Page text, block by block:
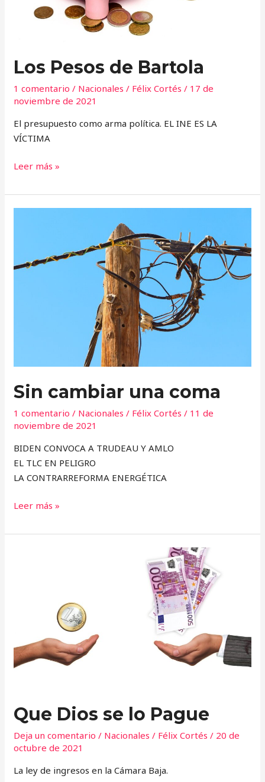
Los Pesos de Bartola
1 comentario / Nacionales / Félix Cortés/ 17 de
noviembre de 2021
El presupuesto como arma política. EL INE ES LA
VÍCTIMA
Leer más »
Sin cambiar una coma
1 comentario / Nacionales / Félix Cortés/ 11 de
noviembre de 2021
BIDEN CONVOCA A TRUDEAU Y AMLO
EL TLC EN PELIGRO
LA CONTRARREFORMA ENERGÉTICA
coma
Leer más »
Que Dios se lo Pague
Deja un comentario / Nacionales / Félix Cortés/ 20 de
octubre de 2021
La ley de ingresos en la Cámara Baja.